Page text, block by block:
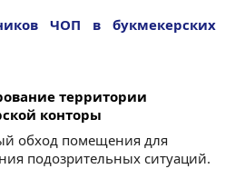
ЧОП в букмекерских
территории
конторы
обход помещения для
подозрительных ситуаций.